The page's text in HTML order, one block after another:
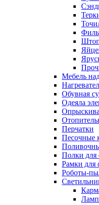
Мебель
Обувная
Одеяла
Перчатки
Песочные
Полки для
Рамки для
Роботы-